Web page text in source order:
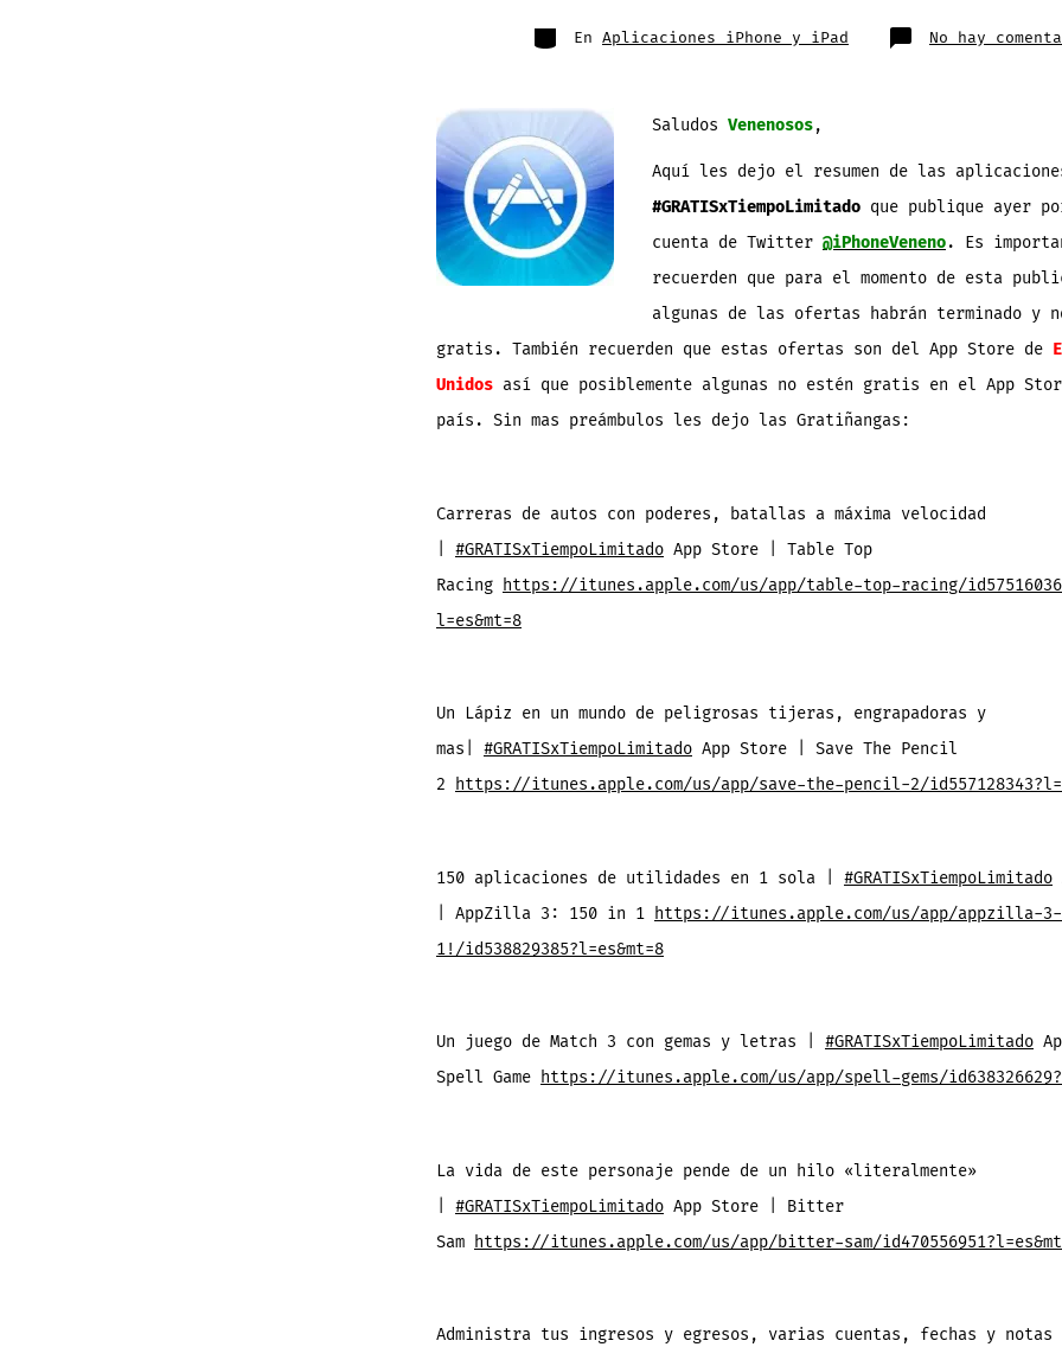
Categorías
En Aplicaciones iPhone y iPad No hay
Saludos Venenosos,
Aquí les dejo el resumen de las
#GRATISxTiempoLimitado que publique ayer
cuenta de Twitter @iPhoneVeneno. Es
recuerden que para el momento de esta
algunas de las ofertas habrán terminado y
gratis. También recuerden que estas ofertas son del App Store de
Unidos así que posiblemente algunas no estén gratis en el App
país. Sin mas preámbulos les dejo las Gratiñangas:
Carreras de autos con poderes, batallas a máxima velocidad
#GRATISxTiempoLimitado App Store | Table Top
Racing https://itunes.apple.com/us/app/table-top-racing/
l=es&mt=8
Un Lápiz en un mundo de peligrosas tijeras, engrapadoras y
mas| #GRATISxTiempoLimitado App Store | Save The Pencil
2
https://itunes.apple.com/us/app/save-the-pencil-2/
150 aplicaciones de utilidades en 1 sola #GRATISxTiempoLimitado
| AppZilla 3: 150 in 1 https://itunes.apple.com/us/app/appzilla-
1!/id538829385?l=es&mt=8
Un juego de Match 3 con gemas y letras | #GRATISxTiempoLimitado
Spell Game https://itunes.apple.com/us/app/spell-gems/
La vida de este personaje pende de un hilo «literalmente»
#GRATISxTiempoLimitado App Store | Bitter
Sam https://itunes.apple.com/us/app/bitter-sam/
Administra tus ingresos y egresos, varias cuentas, fechas y notas